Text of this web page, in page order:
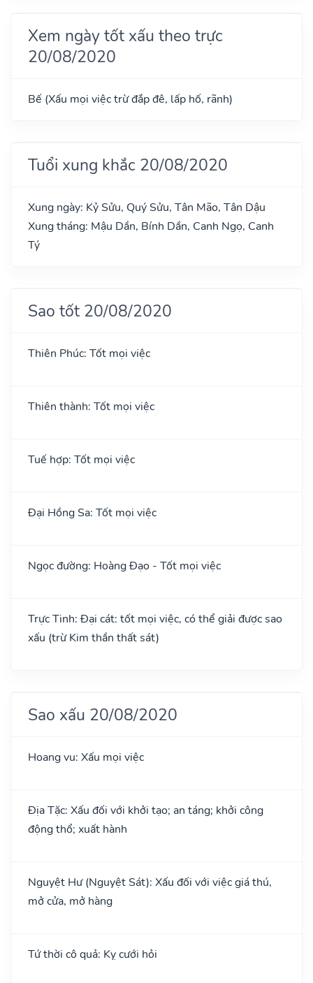
Xem ngày tốt xấu theo trực
20/08/2020
Bế (Xấu mọi việc trừ đắp đê, lấp hố, rãnh)
Tuổi xung khắc 20/08/2020
Xung ngày: Kỷ Sửu, Quý Sửu, Tân Mão, Tân Dậu
Xung tháng: Mậu Dần, Bính Dần, Canh Ngọ, Canh
Tý
Sao tốt 20/08/2020
Thiên Phúc: Tốt mọi việc
Thiên thành: Tốt mọi việc
Tuế hợp: Tốt mọi việc
Đại Hồng Sa: Tốt mọi việc
Ngọc đường: Hoàng Đạo - Tốt mọi việc
Trực Tinh: Đại cát: tốt mọi việc, có thể giải được sao
xấu (trừ Kim thần thất sát)
Sao xấu 20/08/2020
Hoang vu: Xấu mọi việc
Địa Tặc: Xấu đối với khởi tạo; an táng; khởi công
động thổ; xuất hành
Nguyệt Hư (Nguyệt Sát): Xấu đối với việc giá thú,
mở cửa, mở hàng
Tứ thời cô quả: Kỵ cưới hỏi